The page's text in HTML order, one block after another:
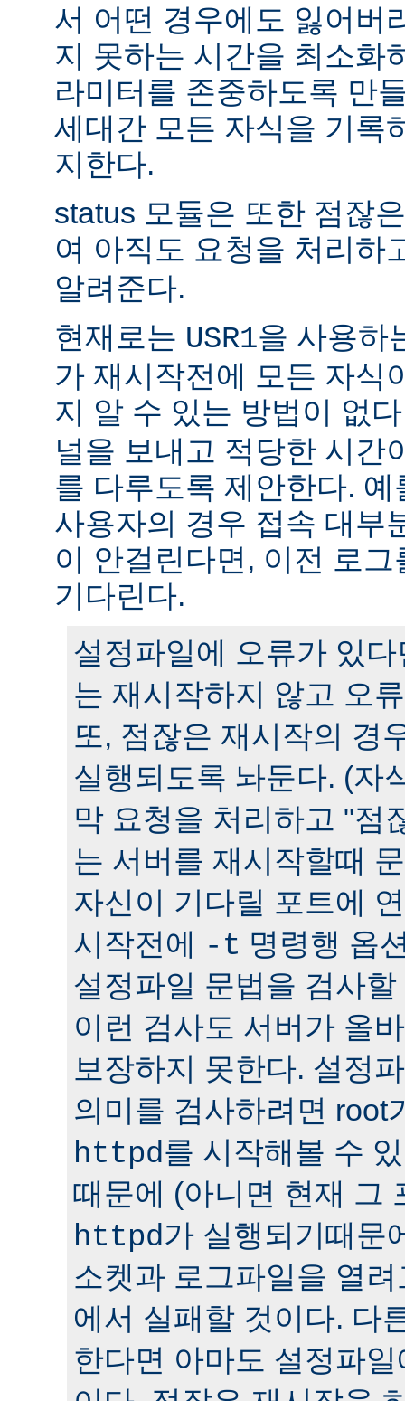
서 어떤 경우에도 잃어버
지 못하는 시간을 최소화
라미터를 존중하도록 만
세대간 모든 자식을 기록
지한다.
status 모듈은 또한 점잖
여 아직도 요청을 처리하
알려준다.
현재로는 USR1을 사용하
가 재시작전에 모든 자식
지 알 수 있는 방법이 없
널을 보내고 적당한 시간
를 다루도록 제안한다.
사용자의 경우 접속 대부
이 안걸린다면, 이전 로
기다린다.
설정파일에 오류가 있
는 재시작하지 않고 오
또, 점잖은 재시작의 경
실행되도록 놔둔다. (자
막 요청을 처리하고 "점
는 서버를 재시작할때
자신이 기다릴 포트에
시작전에
-t 명령행 옵
설정파일 문법을 검사
이런 검사도 서버가 올
보장하지 못한다. 설정
의미를 검사하려면 root
httpd를 시작해볼 수
때문에 (아니면 현재 그
httpd가 실행되기때문
소켓과 로그파일을 열
에서 실패할 것이다. 다
한다면 아마도 설정파